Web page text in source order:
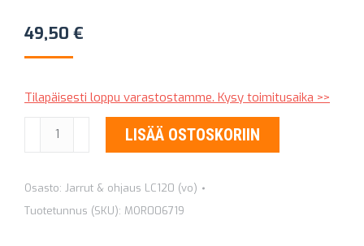
49,50 €
Tilapäisesti loppu varastostamme. Kysy toimitusaika >>
KÄSIJARRUVAIJERI
(OIKEA)
LAND
CRUISER
LISÄÄ OSTOSKORIIN
Osasto: Jarrut & ohjaus LC120 (vo)
Tuotetunnus (SKU): MOR006719